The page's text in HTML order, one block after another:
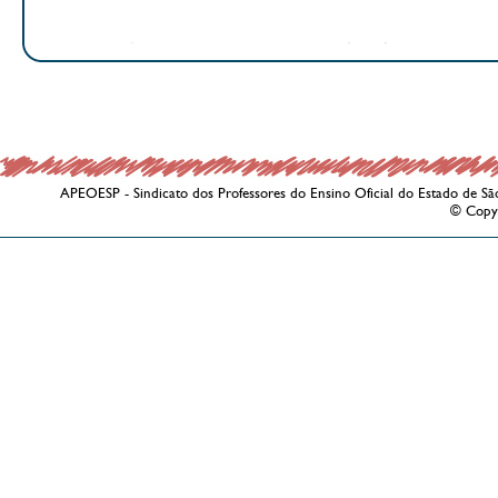
APEOESP - Sindicato dos Professores do Ensino Oficial do Estado de
©